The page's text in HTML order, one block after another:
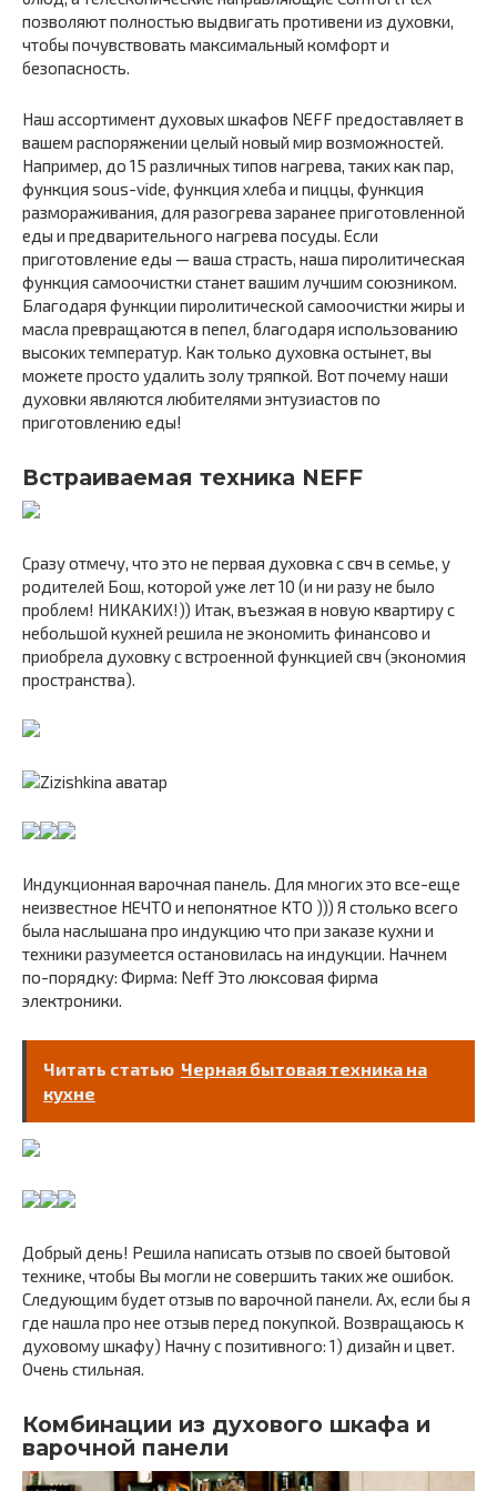
позволяют полностью выдвигать противени из духовки,
чтобы почувствовать максимальный комфорт и
безопасность.
Наш ассортимент духовых шкафов NEFF предоставляет в
вашем распоряжении целый новый мир возможностей.
Например, до 15 различных типов нагрева, таких как пар,
функция sous-vide, функция хлеба и пиццы, функция
размораживания, для разогрева заранее приготовленной
еды и предварительного нагрева посуды. Если
приготовление еды — ваша страсть, наша пиролитическая
функция самоочистки станет вашим лучшим союзником.
Благодаря функции пиролитической самоочистки жиры и
масла превращаются в пепел, благодаря использованию
высоких температур. Как только духовка остынет, вы
можете просто удалить золу тряпкой. Вот почему наши
духовки являются любителями энтузиастов по
приготовлению еды!
Встраиваемая техника NEFF
Сразу отмечу, что это не первая духовка с свч в семье, у
родителей Бош, которой уже лет 10 (и ни разу не было
проблем! НИКАКИХ!)) Итак, въезжая в новую квартиру с
небольшой кухней решила не экономить финансово и
приобрела духовку с встроенной функцией свч (экономия
пространства).
Индукционная варочная панель. Для многих это все-еще
неизвестное НЕЧТО и непонятное КТО ))) Я столько всего
была наслышана про индукцию что при заказе кухни и
техники разумеется остановилась на индукции. Начнем
по-порядку: Фирма: Neff Это люксовая фирма
электроники.
Читать статью Черная бытовая техника на
кухне
Добрый день! Решила написать отзыв по своей бытовой
технике, чтобы Вы могли не совершить таких же ошибок.
Следующим будет отзыв по варочной панели. Ах, если бы я
где нашла про нее отзыв перед покупкой. Возвращаюсь к
духовому шкафу) Начну с позитивного: 1) дизайн и цвет.
Очень стильная.
Комбинации из духового шкафа и
варочной панели